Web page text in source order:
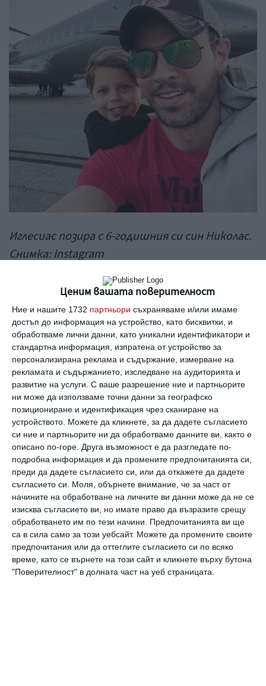
Ценим вашата поверителност
Ние и нашите 1732 партньори съхраняваме и/или имаме
достъп до информация на устройство, като бисквитки, и
обработваме лични данни, като уникални идентификатори и
стандартна информация, изпратена от устройство за
персонализирана реклама и съдържание, измерване на
рекламата и съдържанието, изследване на аудиторията и
развитие на услуги. С ваше разрешение ние и партньорите
ни може да използваме точни данни за географско
позициониране и идентификация чрез сканиране на
устройството. Можете да кликнете, за да дадете съгласието
си ние и партньорите ни да обработваме данните ви, както е
описано по-горе. Друга възможност е да разгледате по-
подробна информация и да промените предпочитанията си,
преди да дадете съгласието си, или да откажете да дадете
съгласието си. Моля, обърнете внимание, че за част от
начините на обработване на личните ви данни може да не се
изисква съгласието ви, но имате право да възразите срещу
обработването им по тези начини. Предпочитанията ви ще
са в сила само за този уебсайт. Можете да промените своите
предпочитания или да оттеглите съгласието си по всяко
време, като се върнете на този сайт и кликнете върху бутона
"Поверителност" в долната част на уеб страницата.
Иглесиас позира с 6-годишния си син Николас.
Снимка: Instagram
На първия кадър Иглесиас позира с 6-
годишния си син Николас близо до самолета,
на втория - на яхта с 4-годишната Мария, а
героите на третата снимка са Енрике и 6-
годишната Люси.